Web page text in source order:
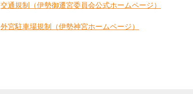
交通規制（伊勢御遷宮委員会公式ホームページ）
外宮駐車場規制（伊勢神宮ホームページ）